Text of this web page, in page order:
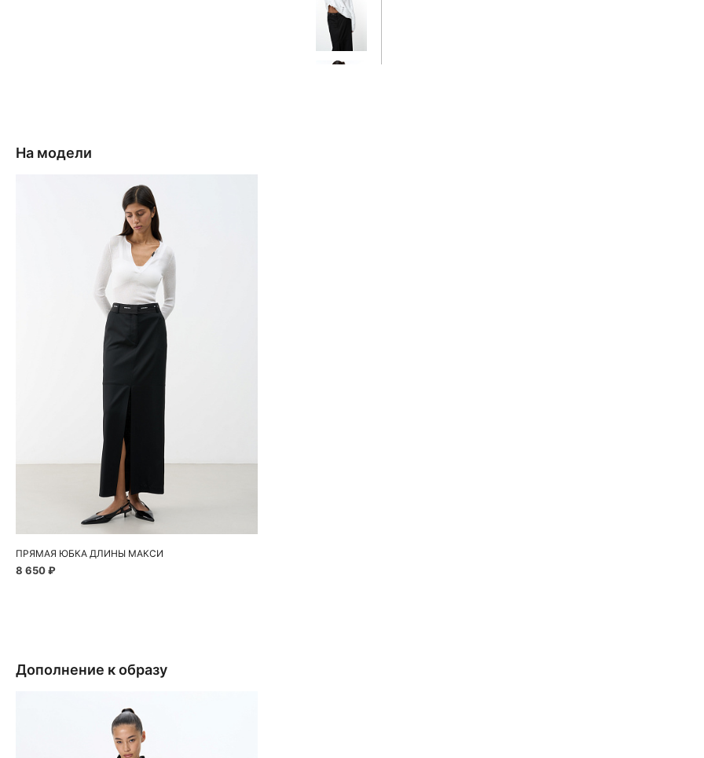
На модели
Добавить в корзину
42 44
ПРЯМАЯ ЮБКА ДЛИНЫ МАКСИ
8 650 ₽
Дополнение к образу